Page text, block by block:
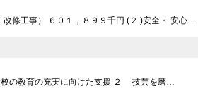
修工事） ６０１，８９９千円 (２ )安全・ 安心…
の教育の充実に向けた支援 ２ 「技芸を磨…